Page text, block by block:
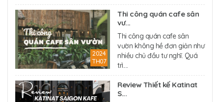
2024
TH07
Thi công quán cafe sân
vư...
Thi công quán cafe sân
vườn không hề đơn giản như
nhiều chủ đầu tư nghĩ. Quá
trì....
Review Thiết kế Katinat
S...